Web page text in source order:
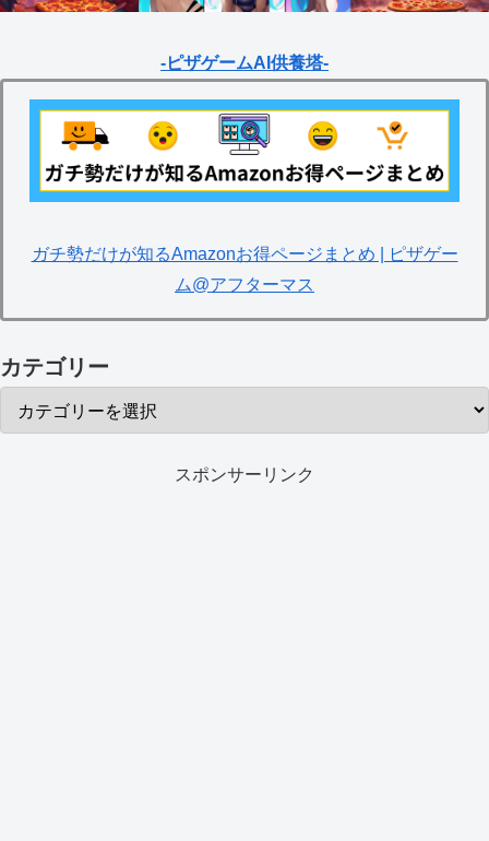
-ピザゲームAI供養塔-
ガチ勢だけが知るAmazonお得ページまとめ | ピザゲー
ム@アフターマス
カテゴリー
スポンサーリンク